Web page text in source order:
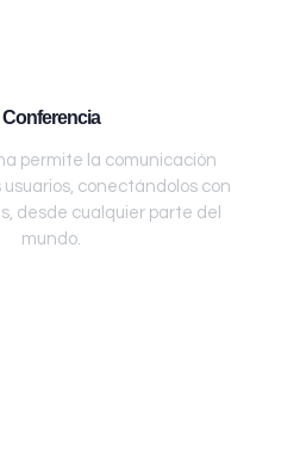
Conferencia
permite la comunicación
conectándolos con
desde cualquier parte del
mundo.